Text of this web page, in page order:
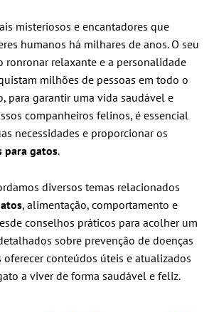
misteriosos e encantadores que
humanos há milhares de anos. O seu
ronronar relaxante e a personalidade
milhões de pessoas em todo o
para garantir uma vida saudável e
companheiros felinos, é essencial
necessidades e proporcionar os
para gatos.
diversos temas relacionados
, alimentação, comportamento e
conselhos práticos para acolher um
sobre prevenção de doenças
oferecer conteúdos úteis e atualizados
a viver de forma saudável e feliz.